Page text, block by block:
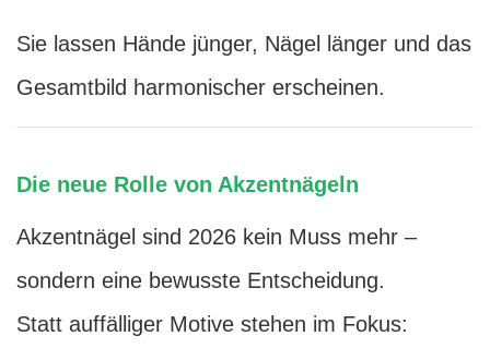
Sie lassen Hände jünger, Nägel länger und das
Gesamtbild harmonischer erscheinen.
Die neue Rolle von Akzentnägeln
Akzentnägel sind 2026 kein Muss mehr –
sondern eine bewusste Entscheidung.
Statt auffälliger Motive stehen im Fokus: